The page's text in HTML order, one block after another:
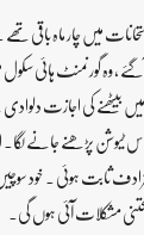
میں چار ماہ باقی
آگئے ، وہ گورنمنٹ
بیٹھنے کی اجازت
پڑھنے جانے
ثابت ہوئی ۔ خود
مشکلات آئی ہوں گی۔